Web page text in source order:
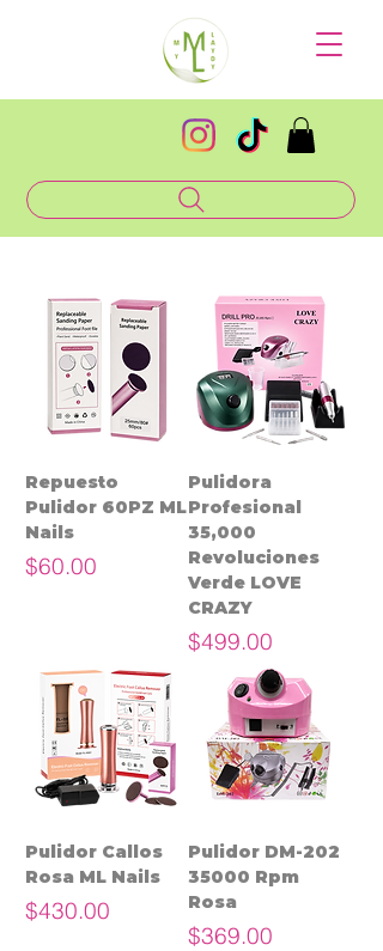
Repuesto
Pulidor 60PZ ML
Nails
Precio
$60.00
Pulidora
Profesional
35,000
Revoluciones
Verde LOVE
CRAZY
Precio
$499.00
Pulidor Callos
Rosa ML Nails
Precio
$430.00
Pulidor DM-202
35000 Rpm
Rosa
Precio
$369.00